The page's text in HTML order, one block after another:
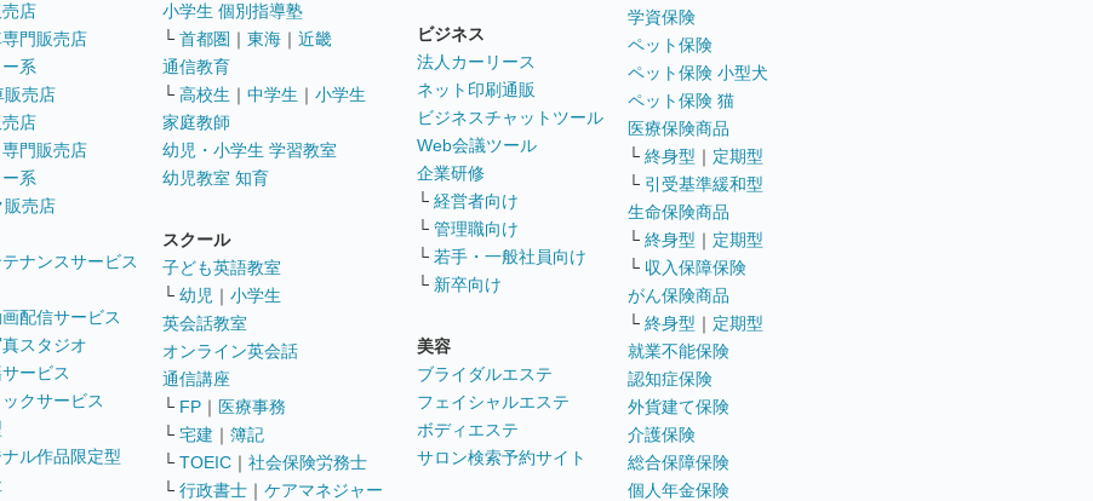
店
門販売店
ー系
売店
店
門販売店
ー系
売店
ナンスサービス
配信サービス
スタジオ
ービス
クサービス
ル作品限定型
小学生 個別指導塾
└ 首都圏 ｜ 東海 ｜ 近畿
通信教育
└ 高校生 ｜ 中学生 ｜ 小学生
家庭教師
幼児・小学生 学習教室
幼児教室 知育
スクール
子ども英語教室
└ 幼児 ｜ 小学生
英会話教室
オンライン英会話
通信講座
└ FP ｜ 医療事務
└ 宅建 ｜ 簿記
└ TOEIC ｜ 社会保険労務士
└ 行政書士 ｜ ケアマネジャー
ビジネス
法人カーリース
ネット印刷通販
ビジネスチャットツール
Web会議ツール
企業研修
└ 経営者向け
└ 管理職向け
└ 若手・一般社員向け
└ 新卒向け
美容
ブライダルエステ
フェイシャルエステ
ボディエステ
サロン検索予約サイト
学資保険
ペット保険
ペット保険 小型犬
ペット保険 猫
医療保険商品
└ 終身型 ｜ 定期型
└ 引受基準緩和型
生命保険商品
└ 終身型 ｜ 定期型
└ 収入保障保険
がん保険商品
└ 終身型 ｜ 定期型
就業不能保険
認知症保険
外貨建て保険
介護保険
総合保障保険
個人年金保険